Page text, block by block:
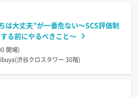
は大丈夫”が一番危ない〜SCS評価制
る前にやるべきこと〜
開場)
渋谷クロスタワー 30階)